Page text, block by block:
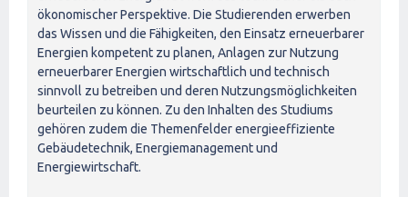
ökonomischer Perspektive. Die Studierenden erwerben
das Wissen und die Fähigkeiten, den Einsatz erneuerbarer
Energien kompetent zu planen, Anlagen zur Nutzung
erneuerbarer Energien wirtschaftlich und technisch
sinnvoll zu betreiben und deren Nutzungsmöglichkeiten
beurteilen zu können. Zu den Inhalten des Studiums
gehören zudem die Themenfelder energieeffiziente
Gebäudetechnik, Energiemanagement und
Energiewirtschaft.